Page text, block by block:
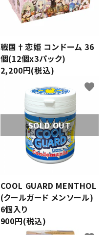
戦国†恋姫 コンドーム 36
個(12個x3パック)
2,200円(税込)
SOLD OUT
COOL GUARD MENTHOL
(クールガード メンソール)
6個入り
900円(税込)
favorite